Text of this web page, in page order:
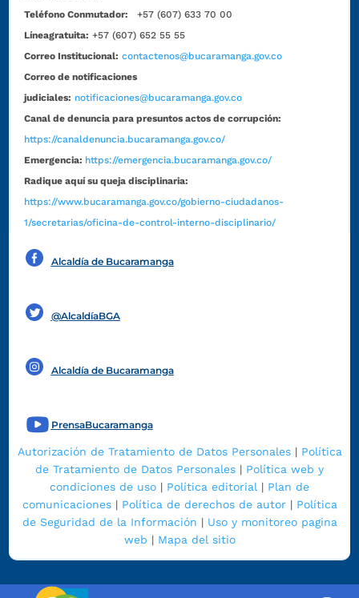
Teléfono Conmutador:
+57 (607) 633 70 00
Líneagratuita: +57 (607) 652 55 55
Correo Institucional: contactenos@bucaramanga.gov.co
Correo de notificaciones
judiciales: notificaciones@bucaramanga.gov.co
Canal de denuncia para presuntos actos de corrupción:
https://canaldenuncia.bucaramanga.gov.co/
Emergencia: https://emergencia.bucaramanga.gov.co/
Radique aquí su queja disciplinaria:
https://www.bucaramanga.gov.co/gobierno-ciudadanos-
1/secretarias/oficina-de-control-interno-disciplinario/
Alcaldía de Bucaramanga
@AlcaldíaBGA
Alcaldía de Bucaramanga
PrensaBucaramanga
Autorización de Tratamiento de Datos Personales| Política
de Tratamiento de Datos Personales | Política web y
condiciones de uso | Política editorial | Plan de
comunicaciones| Política de derechos de autor| Política
de Seguridad de la Información | Uso y monitoreo pagina
web | Mapa del sitio